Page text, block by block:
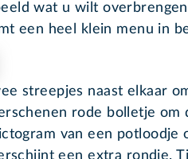
wat u wilt
een heel klein menu in
streepjes naast elkaar
rode bolletje om
van een potloodje
een extra rondje.